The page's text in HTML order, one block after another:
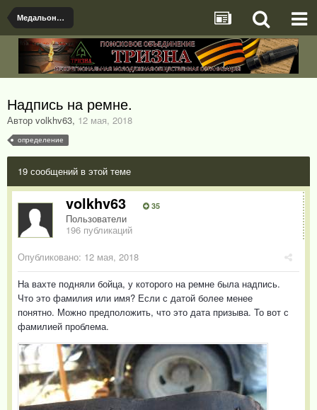
Медальоны, документы и именные предметы найденые ПО Тризна
Надпись на ремне.
Автор volkhv63, 12 мая, 2018
определение
19 сообщений в этой теме
volkhv63 35
Пользователи
196 публикаций
Опубликовано: 12 мая, 2018
На вахте подняли бойца, у которого на ремне была надпись.
Что это фамилия или имя? Если с датой более менее
понятно. Можно предположить, что это дата призыва. То вот с
фамилией проблема.